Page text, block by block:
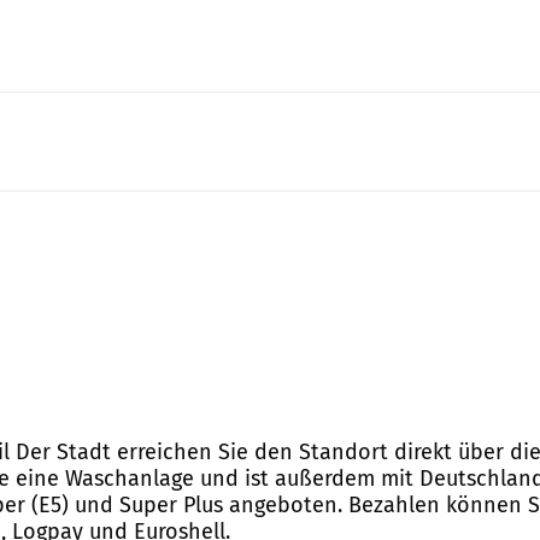
Der Stadt erreichen Sie den Standort direkt über
Waschanlage und ist außerdem mit
(E5) und Super Plus angeboten. Bezahlen können
Logpay und Euroshell.